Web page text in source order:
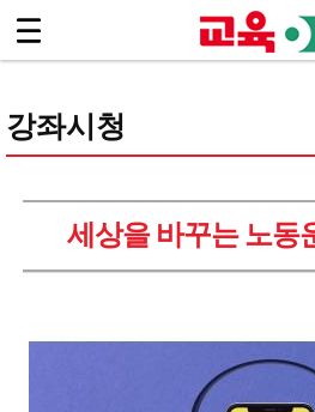
.footer { background:#444 !important; }
강좌시청
세상을 바꾸는 노동
로그인
마이페이지
수강신청 안내
- 민주노총 강령 9강
- 세상을 바꾸는 노동운동 오디오북
- 일터를, 세상을 바꾸는 우리의 힘, 노동
Sketchbook5, 스
Sketchbook5, 스